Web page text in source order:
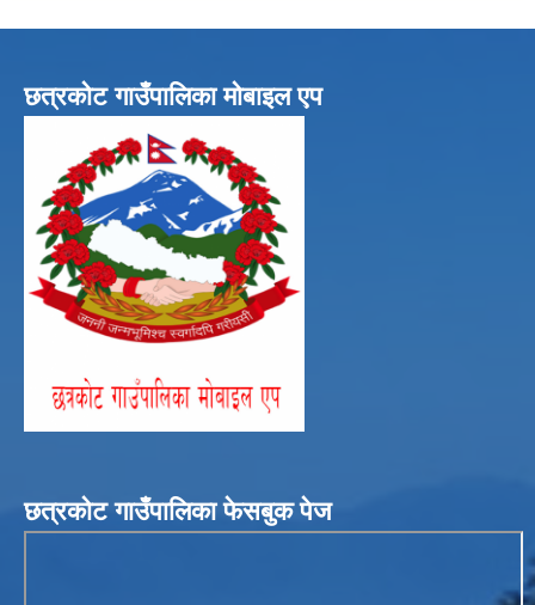
छत्रकोट गाउँपालिका मोबाइल एप
छत्रकोट गाउँपालिका फेसबुक पेज